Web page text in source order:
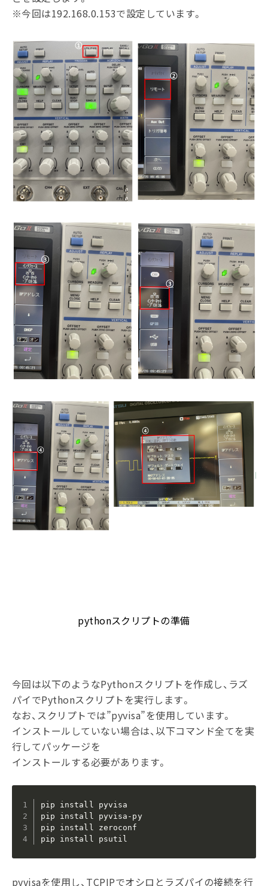
※今回は192.168.0.153で設定しています。
pythonスクリプトの準備
今回は以下のようなPythonスクリプトを作成し、ラズ
パイでPythonスクリプトを実行します。
なお、スクリプトでは”pyvisa”を使用しています。
インストールしていない場合は、以下コマンド全てを実
行してパッケージを
インストールする必要があります。
pip install pyvisa
pip install pyvisa-py
pip install zeroconf
pip install psutil
pyvisaを使用し、TCPIPでオシロとラズパイの接続を行